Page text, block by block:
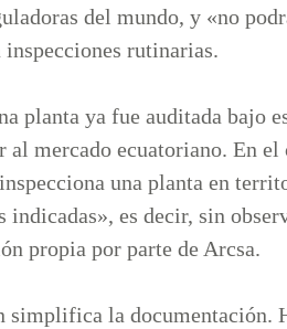
del mundo, y «no
rutinarias.
planta ya fue auditada bajo
al mercado ecuatoriano. En
una planta en
indicadas», es decir, sin
propia por parte de Arcsa.
simplifica la documentación.